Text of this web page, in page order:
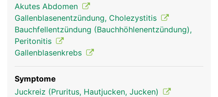
Akutes Abdomen
Gallenblasenentzündung, Cholezystitis
Bauchfellentzündung (Bauchhöhlenentzündung),
Peritonitis
Gallenblasenkrebs
Symptome
Juckreiz (Pruritus, Hautjucken, Jucken)